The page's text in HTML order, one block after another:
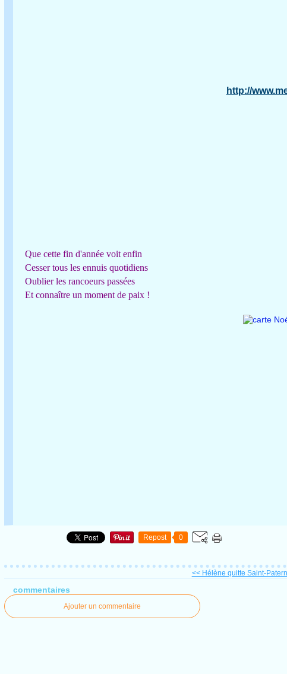
http://
Que cette fin d'année voit enfin
Cesser tous les ennuis quotidiens
Oublier les rancoeurs passées
Et connaître un moment de paix !
Repost 0
<< Hélène quitte Saint-
commentaires
Ajouter un commentaire